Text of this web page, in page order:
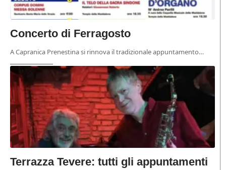
Concerto di Ferragosto
A Capranica Prenestina si rinnova il tradizionale appuntamento…
Terrazza Tevere: tutti gli appuntamenti